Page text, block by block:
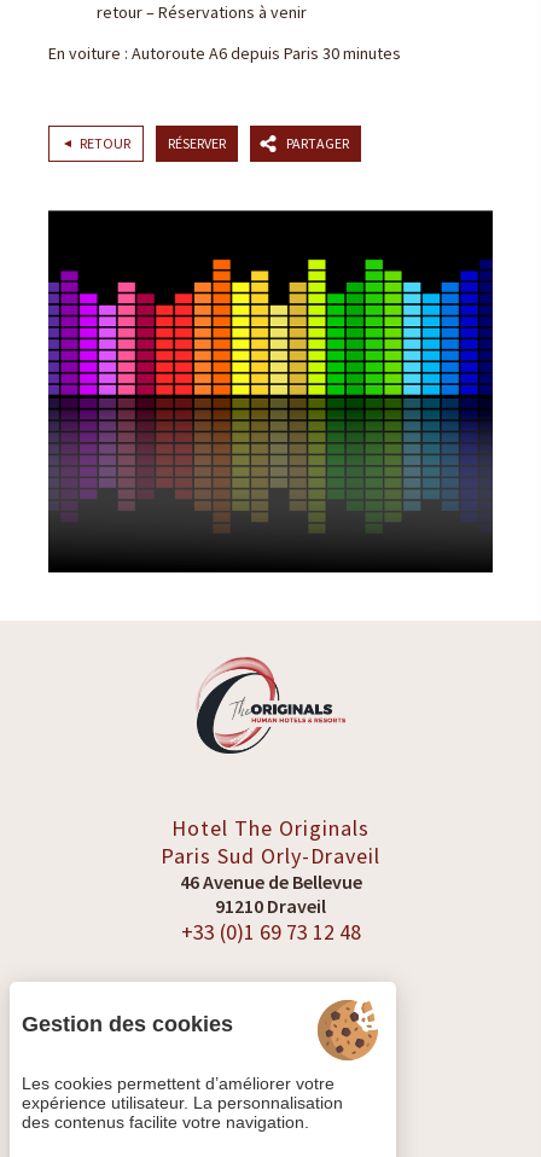
retour – Réservations à venir
En voiture : Autoroute A6 depuis Paris 30 minutes
RETOUR RÉSERVER PARTAGER
Hotel The Originals
Paris Sud Orly-Draveil
46 Avenue de Bellevue
91210 Draveil
+33 (0)1 69 73 12 48
VOIR LES AVIS
Gestion des cookies
Les cookies permettent d’améliorer votre
expérience utilisateur. La personnalisation
des contenus facilite votre navigation.